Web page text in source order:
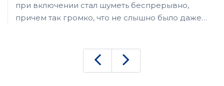
при включении стал шуметь беспрерывно,
причем так громко, что не слышно было даже
выкинуть. Хочу выразить благодарность
мастеру, который быстро и качественно